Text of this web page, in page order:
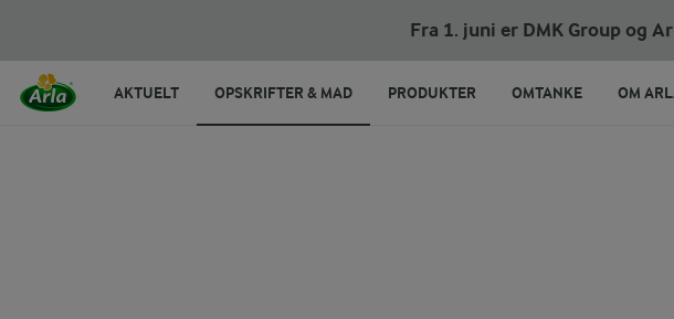
Fra 1. juni er DMK Group og
AKTUELT OPSKRIFTER & MAD PRODUKTER OMTANKE OM